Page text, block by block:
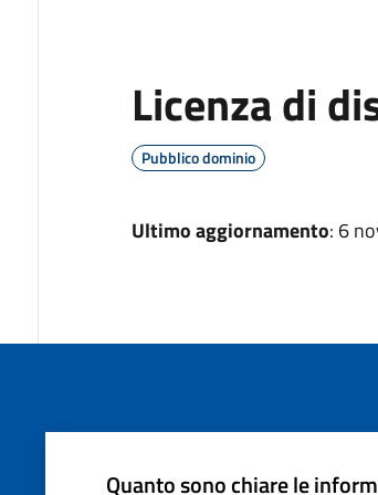
Licenza di
Pubblico dominio
Ultimo aggiornamento: 6
Quanto sono chiare le